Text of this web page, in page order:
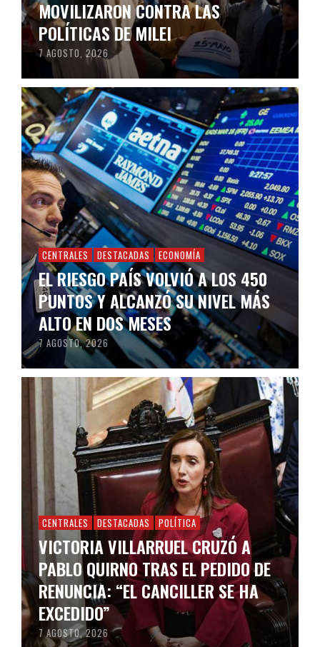
MOVILIZARON CONTRA LAS
POLÍTICAS DE MILEI
7 AGOSTO, 2026
CENTRALES DESTACADAS ECONOMÍA
EL RIESGO PAÍS VOLVIÓ A LOS 450
PUNTOS Y ALCANZÓ SU NIVEL MÁS
ALTO EN DOS MESES
7 AGOSTO, 2026
CENTRALES DESTACADAS POLÍTICA
VICTORIA VILLARRUEL CRUZÓ A
PABLO QUIRNO TRAS EL PEDIDO DE
RENUNCIA: “EL CANCILLER SE HA
EXCEDIDO”
7 AGOSTO, 2026